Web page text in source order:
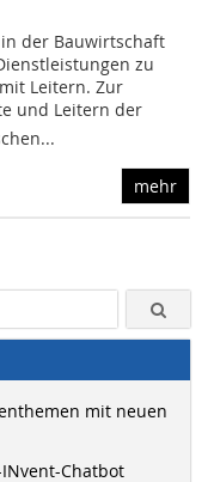
in der Bauwirtschaft
zu
Leitern. Zur
und Leitern der
mehr
mit neuen
Chatbot